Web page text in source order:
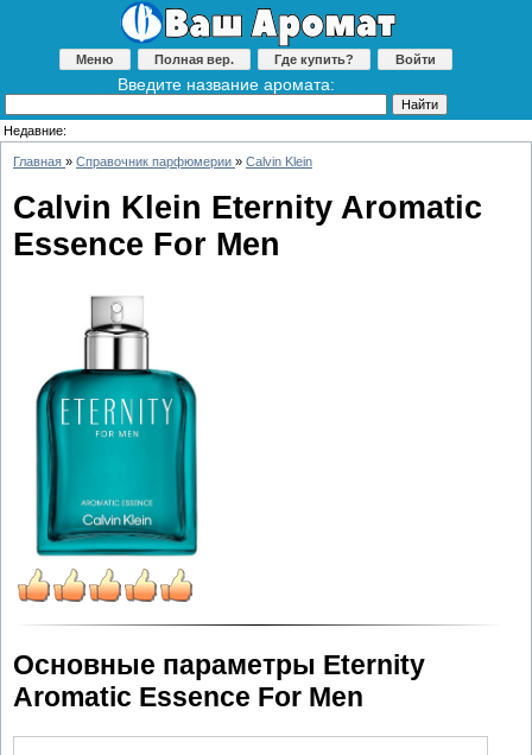
Меню Полная вер. Где купить? Войти
Введите название аромата:
Недавние:
Главная » Справочник парфюмерии » Calvin Klein
Calvin Klein Eternity Aromatic
Essence For Men
Основные параметры Eternity
Aromatic Essence For Men